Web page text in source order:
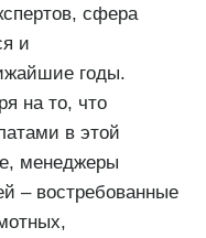
сфера
и
годы.
на то, что
в этой
менеджеры
– востребованные